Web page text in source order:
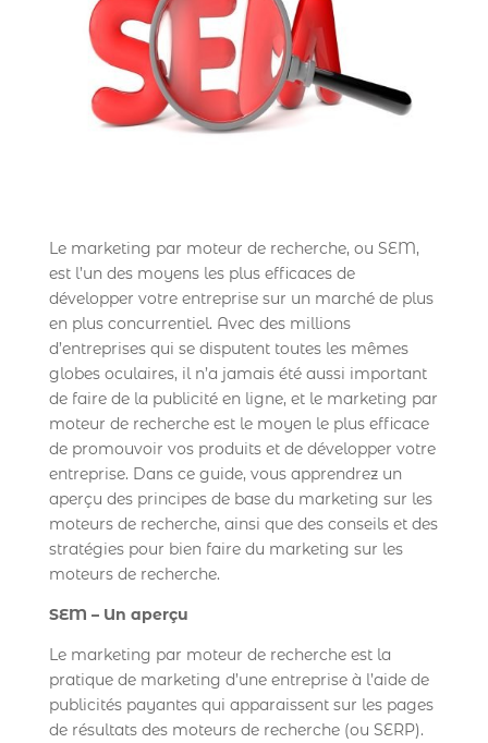
Le marketing par moteur de recherche, ou SEM,
est l’un des moyens les plus efficaces de
développer votre entreprise sur un marché de plus
en plus concurrentiel. Avec des millions
d’entreprises qui se disputent toutes les mêmes
globes oculaires, il n’a jamais été aussi important
de faire de la publicité en ligne, et le marketing par
moteur de recherche est le moyen le plus efficace
de promouvoir vos produits et de développer votre
entreprise. Dans ce guide, vous apprendrez un
aperçu des principes de base du marketing sur les
moteurs de recherche, ainsi que des conseils et des
stratégies pour bien faire du marketing sur les
moteurs de recherche.
SEM – Un aperçu
Le marketing par moteur de recherche est la
pratique de marketing d’une entreprise à l’aide de
publicités payantes qui apparaissent sur les pages
de résultats des moteurs de recherche (ou SERP).